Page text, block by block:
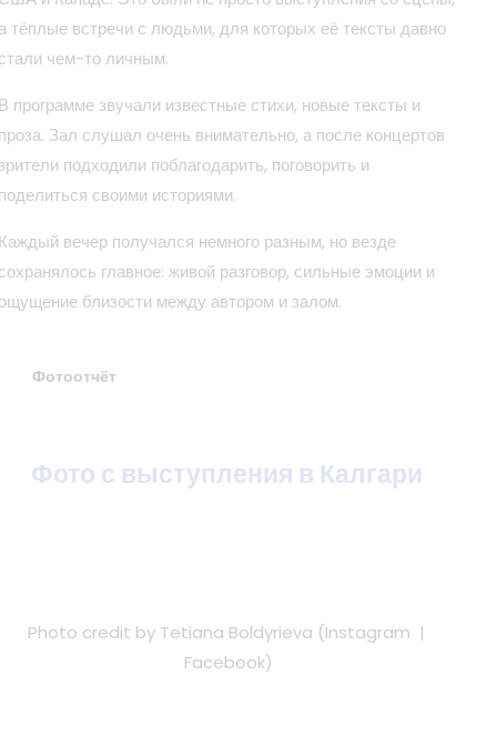
тёплые встречи с людьми, для которых её тексты давно
чем-то личным.
программе звучали известные стихи, новые тексты и
Зал слушал очень внимательно, а после концертов
подходили поблагодарить, поговорить и
своими историями.
вечер получался немного разным, но везде
главное: живой разговор, сильные эмоции и
близости между автором и залом.
Фотоотчёт
Фото с выступления в Калгари
Photo credit by Tetiana Boldyrieva (Instagram |
Facebook)